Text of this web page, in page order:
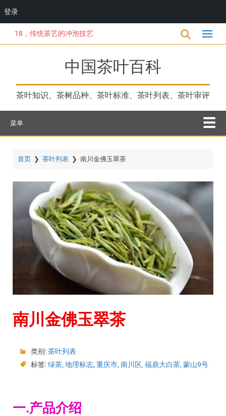
到
，传统茶艺的冲泡技艺
中国茶叶百科
茶叶知识、茶树品种、茶叶标准、茶叶列表、茶叶审评
菜单
首页 ❯ 茶叶列表 ❯ 南川金佛玉翠茶
南川金佛玉翠茶
类别:茶叶列表
标签:绿茶, 地理标志, 重庆市, 南川区, 福鼎大白茶, 蒙山9号
一.产品介绍
登录